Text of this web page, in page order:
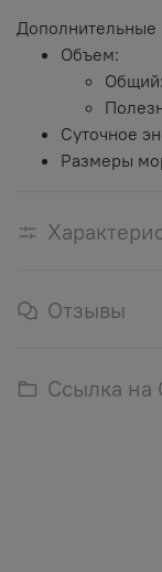
Дополнительные
Объем:
Суточное
Размеры
Отзывы
Ссылка на